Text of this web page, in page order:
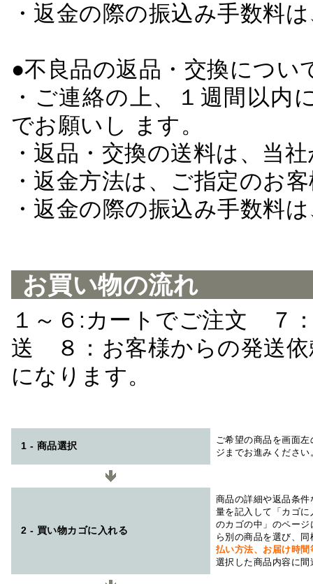
・返金の際の振込み手数料
●不良品の返品・交換につい
・ご連絡の上、１週間以
でお願いし ます。
・返品・交換の送料は、当
・返金方法は、ご指定のお
・返金の際の振込み手数料
お買い物の流れ
１～６:カートでご注文 ７
送 ８：お客様からの発送
になります。
1 - 商品選択
ご希望の商品を画面
ジまでお進みください
2 - 買い物カゴに入れる
商品の詳細や返品条
量を記入して「カゴ
のカゴの中」のペー
ら別の商品を選び、
払い方法、お届け時
選択した商品内容に